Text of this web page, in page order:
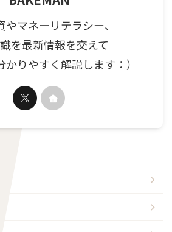
やマネーリテラシー、
を最新情報を交えて
りやすく解説します：）